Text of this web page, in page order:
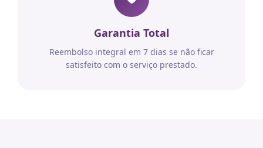
Garantia Total
Reembolso integral em 7 dias se não ficar
satisfeito com o serviço prestado.